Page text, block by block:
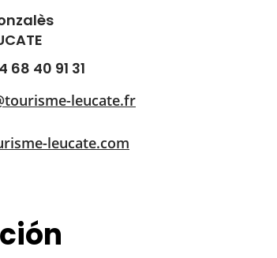
68 40 91 31
leucate.fr
leucate.com